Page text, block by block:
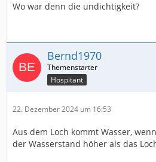
Wo war denn die undichtigkeit?
Bernd1970
Hospitant
22. Dezember 2024 um 16:53
Aus dem Loch kommt Wasser,
der Wasserstand höher als das